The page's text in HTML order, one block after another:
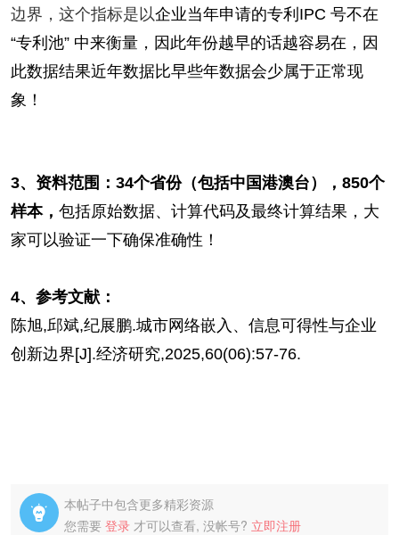
边界，这个指标是以企业当年申请的专利 IPC 号不在
“专利池” 中来衡量，因此年份越早的话越容易在，因
此数据结果近年数据比早些年数据会少属于正常现
象！
3、资料范围：34个省份（包括中国港澳台），850个
样本， 包括原始数据、计算代码及最终计算结果，大
家可以验证一下确保准确性！
4、参考文献：
陈旭,邱斌,纪展鹏.城市网络嵌入、信息可得性与企业
创新边界[J].经济研究,2025,60(06):57-76.

本帖子中包含更多精彩资源
您需要 登录 才可以查看, 没帐号? 立即注册